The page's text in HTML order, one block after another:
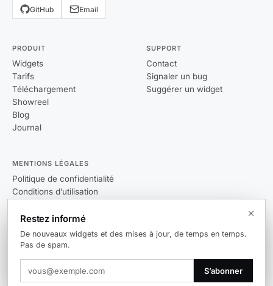
GitHub Email
PRODUIT
Widgets
Tarifs
Téléchargement
Showreel
Blog
Journal
SUPPORT
Contact
Signaler un bug
Suggérer un widget
MENTIONS LÉGALES
Politique de confidentialité
Conditions d’utilisation
Windows 10 / 11
Restez informé
De nouveaux widgets et des mises à jour, de temps en temps.
Pas de spam.
S’abonner